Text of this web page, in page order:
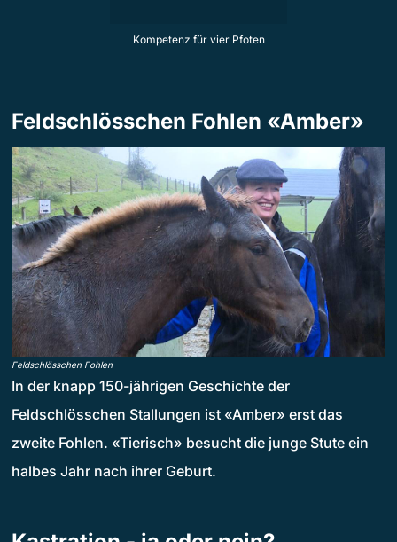
Kompetenz für vier Pfoten
Feldschlösschen Fohlen «Amber»
Feldschlösschen Fohlen
In der knapp 150-jährigen Geschichte der
Feldschlösschen Stallungen ist «Amber» erst das
zweite Fohlen. «Tierisch» besucht die junge Stute ein
halbes Jahr nach ihrer Geburt.